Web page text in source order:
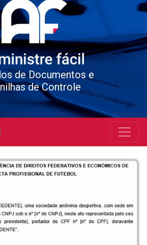
de Documentos e
de Controle